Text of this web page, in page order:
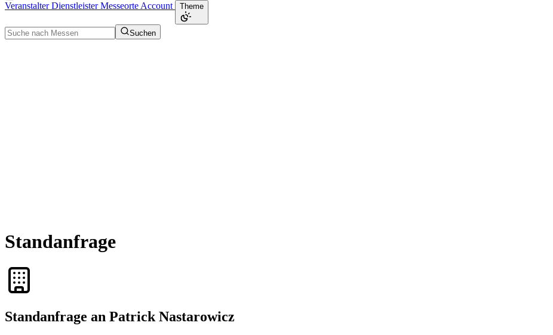
VeranstalterDienstleisterMesseorte Account Theme
Suchen
Standanfrage
Standanfrage an Patrick Nastarowicz